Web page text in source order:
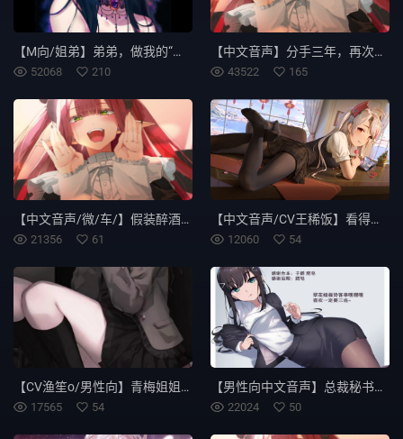
【M向/姐弟】弟弟，做我的“东西”好么
52068 210
【中文音声】分手三年，再次相逢还爱着你……
43522 165
【中文音声/微/车/】假装醉酒诱惑你的成熟姐姐
21356 61
【中文音声/CV王稀饭】看得开心吗 小 变 态
12060 54
【CV渔笙o/男性向】青梅姐姐与你表白之后居然....
17565 54
【男性向中文音声】总裁秘书的贴身哄睡~
22024 50